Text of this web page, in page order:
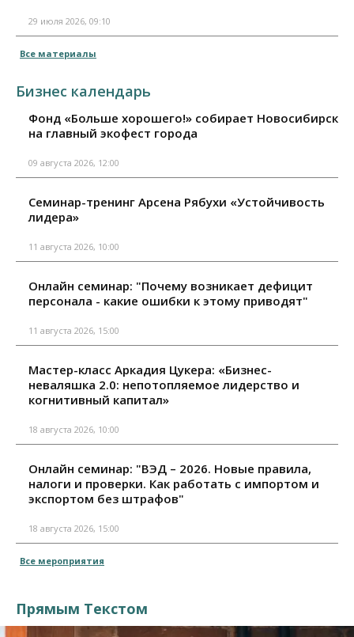
29 июля 2026, 09:10
Все материалы
Бизнес календарь
Фонд «Больше хорошего!» собирает Новосибирск
на главный экофест города
09 августа 2026, 12:00
Семинар-тренинг Арсена Рябухи «Устойчивость
лидера»
11 августа 2026, 10:00
Онлайн семинар: "Почему возникает дефицит
персонала - какие ошибки к этому приводят"
11 августа 2026, 15:00
Мастер-класс Аркадия Цукера: «Бизнес-
неваляшка 2.0: непотопляемое лидерство и
когнитивный капитал»
18 августа 2026, 10:00
Онлайн семинар: "ВЭД – 2026. Новые правила,
налоги и проверки. Как работать с импортом и
экспортом без штрафов"
18 августа 2026, 15:00
Все мероприятия
Прямым Текстом